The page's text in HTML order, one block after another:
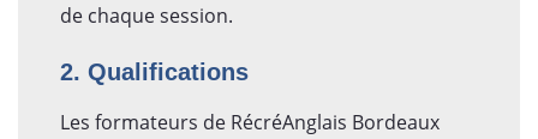
de chaque session.
2. Qualifications
Les formateurs de RécréAnglais Bordeaux